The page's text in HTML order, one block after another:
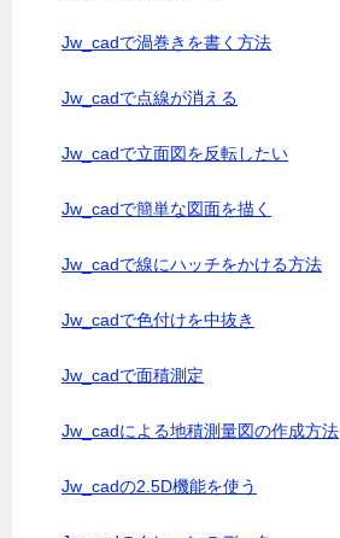
Jw_cadで渦巻きを書く方法
Jw_cadで点線が消える
Jw_cadで立面図を反転したい
Jw_cadで簡単な図面を描く
Jw_cadで線にハッチをかける方法
Jw_cadで色付けを中抜き
Jw_cadで面積測定
Jw_cadによる地積測量図の作成方法
Jw_cadの2.5D機能を使う